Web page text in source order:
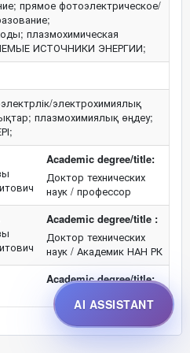
прямое фотоэлектрическое/
плазмохимическая
ИСТОЧНИКИ ЭНЕРГИИ;
электрохимиялық
плазмохимиялық өңдеу;
Academic degree/title:
Доктор технических
наук / профессор
Academic degree/title :
Доктор технических
наук / Академик НАН РК
Academic degree/title:
AI ASSISTANT